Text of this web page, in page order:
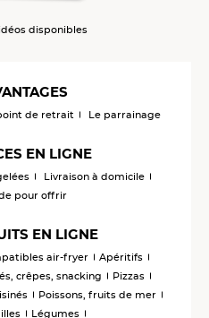
disponibles
de retrait Le parrainage
EN LIGNE
Livraison à domicile
pour offrir
EN LIGNE
air-fryer
Apéritifs
crêpes, snacking
Pizzas
Poissons, fruits de mer
Légumes